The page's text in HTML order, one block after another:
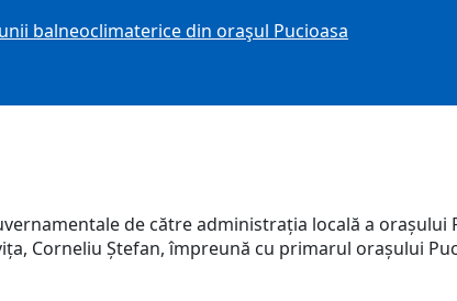
balneoclimaterice din oraşul Pucioasa
de către administrația locală a orașului
Corneliu Ștefan, împreună cu primarul orașului